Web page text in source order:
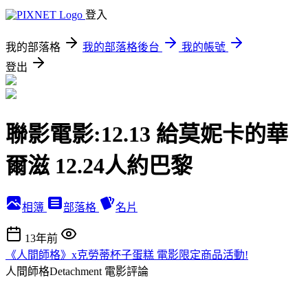
登入
我的部落格 我的部落格後台
我的帳號
登出
聯影電影:12.13 給莫妮卡的華
爾滋 12.24人約巴黎
相簿 部落格 名片
13年前
《人間師格》x克勞蒂杯子蛋糕 電影限定商品活動!
人間師格Detachment 電影評論